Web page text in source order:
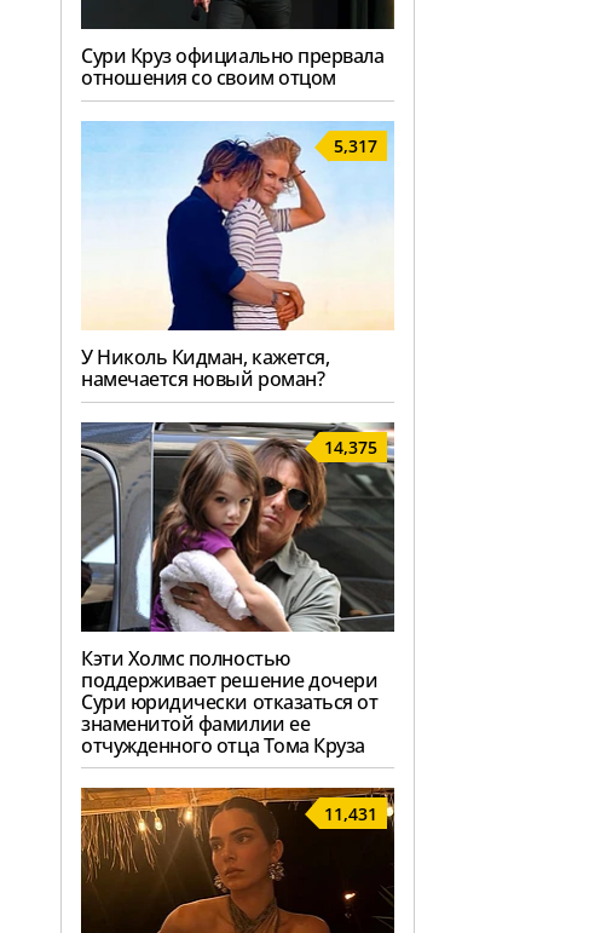
Сури Круз официально прервала
отношения со своим отцом
5,317
У Николь Кидман, кажется,
намечается новый роман?
14,375
Кэти Холмс полностью
поддерживает решение дочери
Сури юридически отказаться от
знаменитой фамилии ее
отчужденного отца Тома Круза
11,431